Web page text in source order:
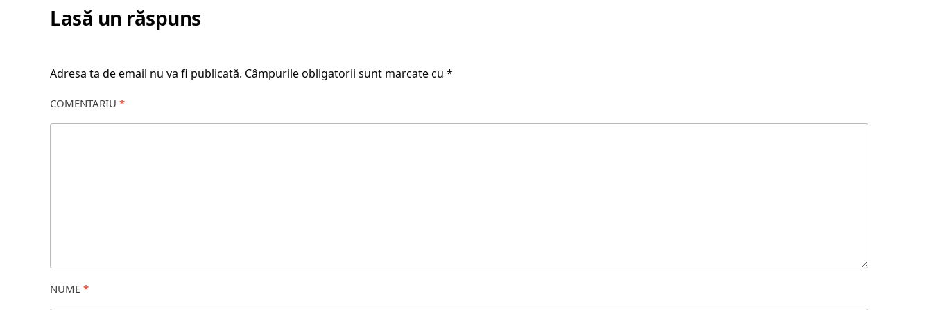
Lasă un răspuns
Adresa ta de email nu va fi publicată. Câmpurile obligatorii sunt marcate cu *
COMENTARIU *
NUME *